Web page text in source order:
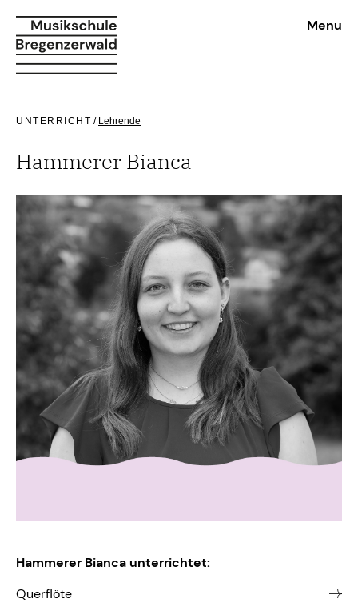
Menu
UNTERRICHT / Lehrende
Hammerer Bianca
Hammerer Bianca unterrichtet:
Querflöte